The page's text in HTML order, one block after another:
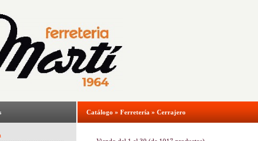
Catálogo » Ferretería » Cerrajero